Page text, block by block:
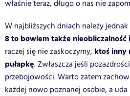
właśnie teraz, długo o nas nie
W najbliższych dniach należy
8 to bowiem także nieobliczalność
raczej się nie zaskoczymy, ktoś inny
pułapkę. Zwłaszcza jeśli
przebojowości. Warto zatem
każdej nowo poznanej osobie, a